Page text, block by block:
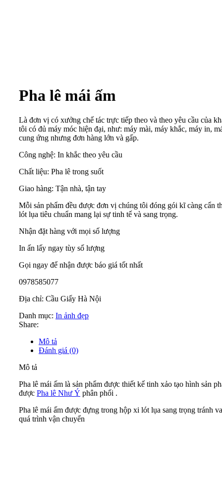
Pha lê mái ấm
Là đơn vị có xưởng chế tác trực tiếp theo và theo yêu cầu của
tôi có đủ máy móc hiện đại, như: máy mài, máy khắc, máy in,
cung ứng nhưng đơn hàng lớn và gấp.
Công nghệ: In khắc theo yêu cầu
Chất liệu: Pha lê trong suốt
Giao hàng: Tận nhà, tận tay
Mỗi sản phẩm đều được đơn vị chúng tôi đóng gói kĩ càng cẩn
lót lụa tiêu chuẩn mang lại sự tinh tế và sang trọng.
Nhận đặt hàng với mọi số lượng
In ấn lấy ngay tùy số lượng
Gọi ngay để nhận được báo giá tốt nhất
0978585077
Địa chỉ: Cầu Giấy Hà Nội
Danh mục: In ảnh đẹp
Share:
Mô tả
Đánh giá (0)
Mô tả
Pha lê mái ấm là sản phẩm được thiết kế tinh xảo tạo hình sản
được Pha lê Như Ý phân phối .
Pha lê mái ấm được đựng trong hộp xi lót lụa sang trọng tránh
quá trình vận chuyển